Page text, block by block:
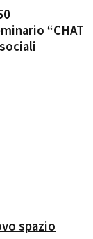
“CHAT
spazio